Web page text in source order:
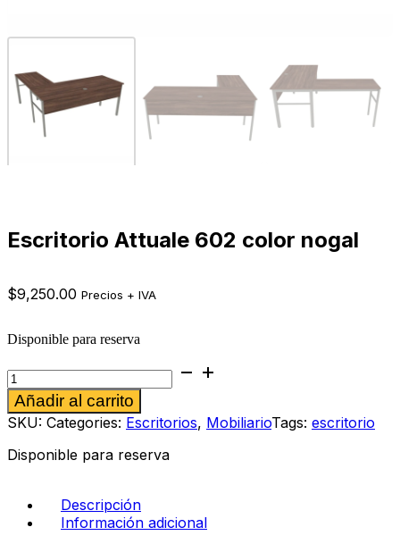
Escritorio Attuale 602 color nogal
$9,250.00 Precios + IVA
Disponible para reserva
Escritorio
Attuale
602
color
nogal
cantidad
Añadir al carrito
SKU: Categories: Escritorios, MobiliarioTags: escritorio
Disponible para reserva
Descripción
Información adicional